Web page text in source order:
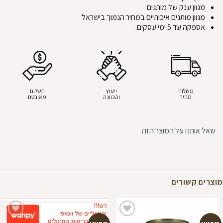
מגוון ענק של מותגים
מגוון מותגים איכותיים במחיר הנמוך בישראל
אספקה עד 5 ימי עסקים.
משלוח
מהיר
ייעוץ
והכוונה
תשלום
מאובטח
שאל אותנו על המוצר הזה
מוצרים קשורים